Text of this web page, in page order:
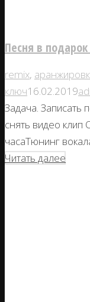
Песня в
remix,
ключ16.02.2019
Задача.
снять видео
часаТюнинг
Читать далее